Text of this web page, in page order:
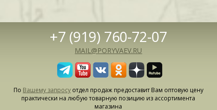
+7 (919) 760-72-07
MAIL@PORYVAEV.RU
По Вашему запросуотдел продаж предоставит Вам оптовую цену
практически на любую товарную позицию из ассортимента
магазина